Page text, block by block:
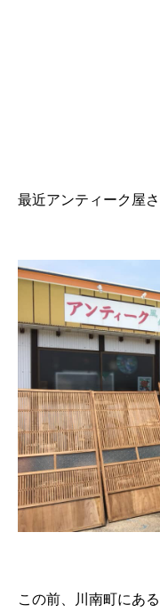
最近アンティーク屋
この前、川南町にあ